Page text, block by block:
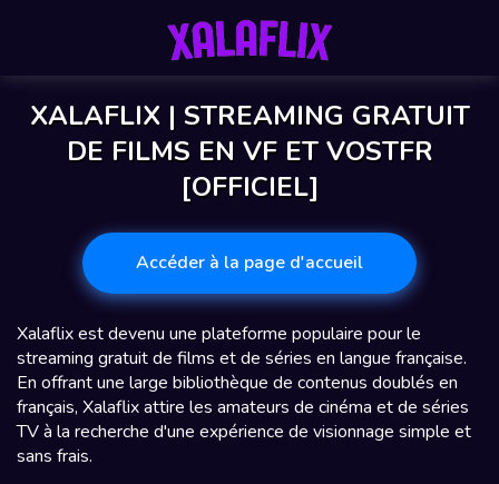
XALAFLIX | STREAMING GRATUIT
DE FILMS EN VF ET VOSTFR
[OFFICIEL]
Accéder à la page d'accueil
Xalaflix est devenu une plateforme populaire pour le
streaming gratuit de films et de séries en langue française.
En offrant une large bibliothèque de contenus doublés en
français, Xalaflix attire les amateurs de cinéma et de séries
TV à la recherche d'une expérience de visionnage simple et
sans frais.